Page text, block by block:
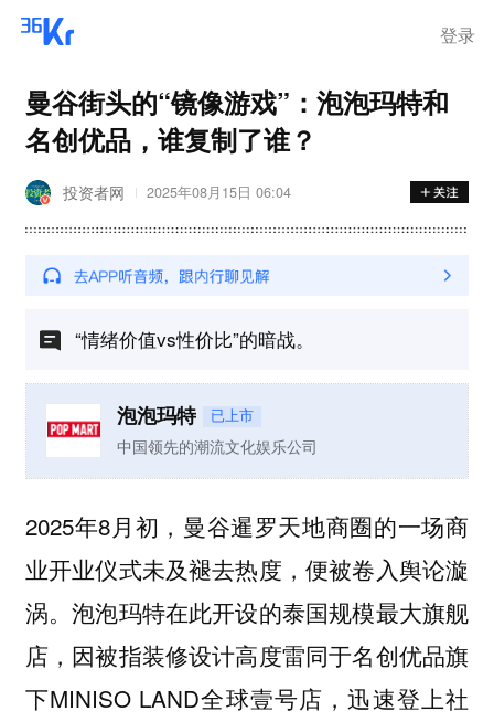
登录
曼谷街头的“镜像游戏”：泡泡玛特和
名创优品，谁复制了谁？
投资者网 2025年08月15日 06:04
“情绪价值vs性价比”的暗战。
泡泡玛特 已上市
中国领先的潮流文化娱乐公司
2025年8月初，曼谷暹罗天地商圈的一场商
业开业仪式未及褪去热度，便被卷入舆论漩
涡。泡泡玛特在此开设的泰国规模最大旗舰
店，因被指装修设计高度雷同于名创优品旗
下MINISO LAND全球壹号店，迅速登上社